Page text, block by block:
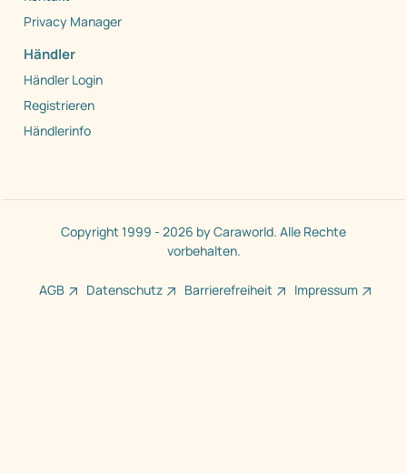
Privacy Manager
Händler
Händler Login
Registrieren
Händlerinfo
Copyright 1999 - 2026 by Caraworld. Alle Rechte
vorbehalten.
AGB Datenschutz Barrierefreiheit Impressum